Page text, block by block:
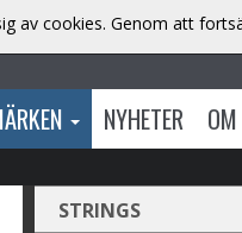
NYHETER
STRINGS
av cookies. Genom att